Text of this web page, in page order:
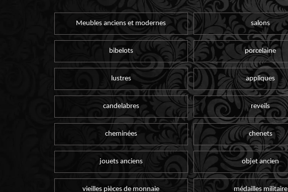
Meubles anciens et modernes salons
bibelots porcelaine
lustres appliques
candelabres reveils
cheminées chenets
jouets anciens objet ancien
vieilles pièces de monnaie médailles militaire